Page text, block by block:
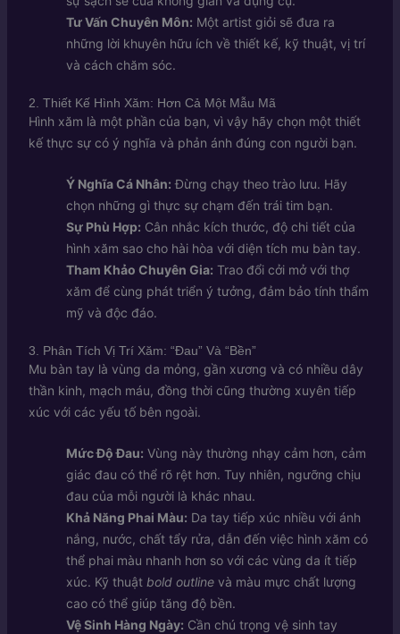
Tư Vấn Chuyên Môn: Một artist giỏi sẽ đưa ra
những lời khuyên hữu ích về thiết kế, kỹ thuật, vị trí
và cách chăm sóc.
2. Thiết Kế Hình Xăm: Hơn Cả Một Mẫu Mã
Hình xăm là một phần của bạn, vì vậy hãy chọn một thiết
kế thực sự có ý nghĩa và phản ánh đúng con người bạn.
Ý Nghĩa Cá Nhân: Đừng chạy theo trào lưu. Hãy
chọn những gì thực sự chạm đến trái tim bạn.
Sự Phù Hợp: Cân nhắc kích thước, độ chi tiết của
hình xăm sao cho hài hòa với diện tích mu bàn tay.
Tham Khảo Chuyên Gia: Trao đổi cởi mở với thợ
xăm để cùng phát triển ý tưởng, đảm bảo tính thẩm
mỹ và độc đáo.
3. Phân Tích Vị Trí Xăm: “Đau” Và “Bền”
Mu bàn tay là vùng da mỏng, gần xương và có nhiều dây
thần kinh, mạch máu, đồng thời cũng thường xuyên tiếp
xúc với các yếu tố bên ngoài.
Mức Độ Đau: Vùng này thường nhạy cảm hơn, cảm
giác đau có thể rõ rệt hơn. Tuy nhiên, ngưỡng chịu
đau của mỗi người là khác nhau.
Khả Năng Phai Màu: Da tay tiếp xúc nhiều với ánh
nắng, nước, chất tẩy rửa, dẫn đến việc hình xăm có
thể phai màu nhanh hơn so với các vùng da ít tiếp
xúc. Kỹ thuật bold outlinevà màu mực chất lượng
cao có thể giúp tăng độ bền.
Vệ Sinh Hàng Ngày: Cần chú trọng vệ sinh tay